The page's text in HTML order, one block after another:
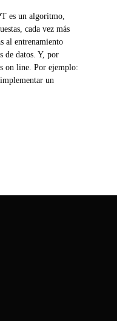
es un algoritmo,
cada vez más
al entrenamiento
de datos. Y, por
on line. Por ejemplo:
un